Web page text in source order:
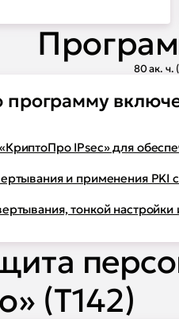
и
NGate"
80 ак. ч.
программу
IPsec» для
и применения
тонкой
(Т142)